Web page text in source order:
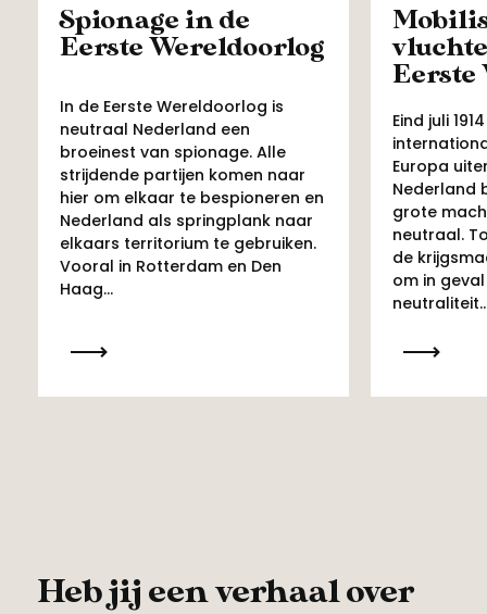
Spionage in de
Eerste Wereldoorlog
In de Eerste Wereldoorlog is
neutraal Nederland een
broeinest van spionage. Alle
strijdende partijen komen naar
hier om elkaar te bespioneren en
Nederland als springplank naar
elkaars territorium te gebruiken.
Vooral in Rotterdam en Den
Haag...
Eerste
Eind juli
Europa
Nederland
grote
neutraal.
de
om in
Heb jij een verhaal over